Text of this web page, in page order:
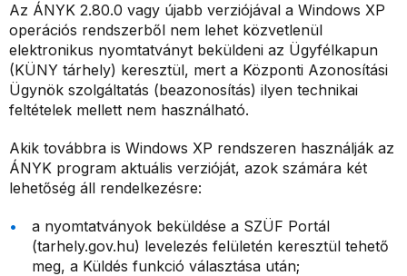
Az ÁNYK 2.80.0 vagy újabb verziójával a Windows XP
operációs rendszerből nem lehet közvetlenül
elektronikus nyomtatványt beküldeni az Ügyfélkapun
(KÜNY tárhely) keresztül, mert a Központi Azonosítási
Ügynök szolgáltatás (beazonosítás) ilyen technikai
feltételek mellett nem használható.
Akik továbbra is Windows XP rendszeren használják az
ÁNYK program aktuális verzióját, azok számára két
lehetőség áll rendelkezésre:
a nyomtatványok beküldése a SZÜF Portál
(tarhely.gov.hu) levelezés felületén keresztül tehető
meg, a Küldés funkció választása után;